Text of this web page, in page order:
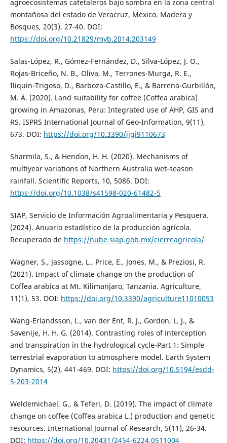
agroecosistemas cafetaleros bajo sombra en la zona central
montañosa del estado de Veracruz, México. Madera y
Bosques, 20(3), 27-40. DOI:
https://doi.org/10.21829/myb.2014.203149
Salas-López, R., Gómez-Fernández, D., Silva-López, J. O.,
Rojas-Briceño, N. B., Oliva, M., Terrones-Murga, R. E.,
Iliquin-Trigoso, D., Barboza-Castillo, E., & Barrena-Gurbillón,
M. Á. (2020). Land suitability for coffee (Coffea arabica)
growing in Amazonas, Peru: Integrated use of AHP, GIS and
RS. ISPRS International Journal of Geo-Information, 9(11),
673. DOI: https://doi.org/10.3390/ijgi9110673
Sharmila, S., & Hendon, H. H. (2020). Mechanisms of
multiyear variations of Northern Australia wet-season
rainfall. Scientific Reports, 10, 5086. DOI:
https://doi.org/10.1038/s41598-020-61482-5
SIAP, Servicio de Información Agroalimentaria y Pesquera.
(2024). Anuario estadístico de la producción agrícola.
Recuperado de https://nube.siap.gob.mx/cierreagricola/
Wagner, S., Jassogne, L., Price, E., Jones, M., & Preziosi, R.
(2021). Impact of climate change on the production of
Coffea arabica at Mt. Kilimanjaro, Tanzania. Agriculture,
11(1), 53. DOI: https://doi.org/10.3390/agriculture11010053
Wang-Erlandsson, L., van der Ent, R. J., Gordon, L. J., &
Savenije, H. H. G. (2014). Contrasting roles of interception
and transpiration in the hydrological cycle-Part 1: Simple
terrestrial evaporation to atmosphere model. Earth System
Dynamics, 5(2), 441-469. DOI: https://doi.org/10.5194/esdd-
5-203-2014
Weldemichael, G., & Teferi, D. (2019). The impact of climate
change on coffee (Coffea arabica L.) production and genetic
resources. International Journal of Research, 5(11), 26-34.
DOI: https://doi.org/10.20431/2454-6224.0511004